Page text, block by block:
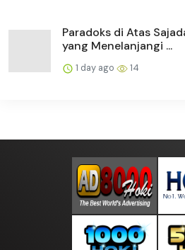
Paradoks di Atas
yang Menelanjangi ...
1 day ago 14